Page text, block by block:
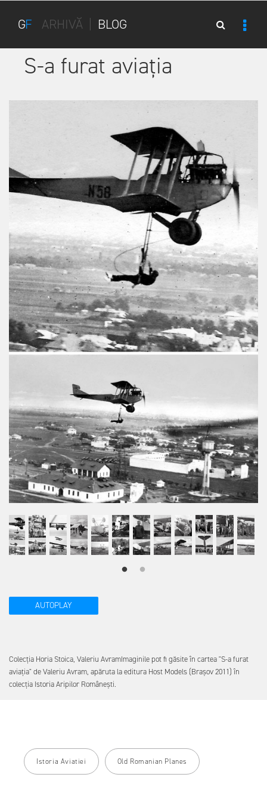
GF ARHIVĂ BLOG
S-a furat aviația
AUTOPLAY
Colecția Horia Stoica, Valeriu AvramImaginile pot fi găsite în cartea "S-a furat
aviația" de Valeriu Avram, apăruta la editura Host Models (Brașov 2011) în
colecția Istoria Aripilor Românești.
Istoria Aviatiei Old Romanian Planes